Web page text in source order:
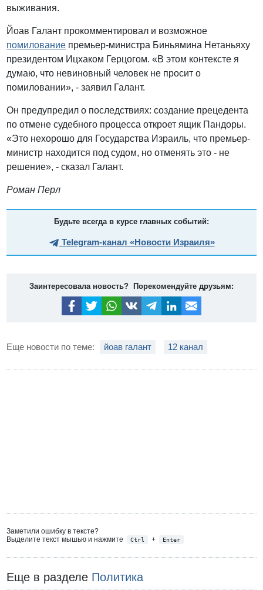
выживания.
Йоав Галант прокомментировал и возможное
помилование премьер-министра Биньямина Нетаньяху
президентом Ицхаком Герцогом. «В этом контексте я
думаю, что невиновный человек не просит о
помиловании», - заявил Галант.
Он предупредил о последствиях: создание прецедента
по отмене судебного процесса откроет ящик Пандоры.
«Это нехорошо для Государства Израиль, что премьер-
министр находится под судом, но отменять это - не
решение», - сказал Галант.
Роман Перл
Будьте всегда в курсе главных событий:
Telegram-канал «Новости Израиля»
Заинтересовала новость? Порекомендуйте друзьям:
Еще новости по теме: йоав галант 12 канал
Заметили ошибку в тексте?
Выделите текст мышью и нажмите
Ctrl + Enter
Еще в разделе Политика